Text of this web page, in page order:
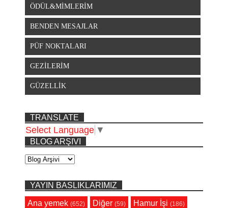
ÖDÜL&MİMLERİM
BENDEN MESAJLAR
PÜF NOKTALARI
GEZİLERİM
GÜZELLİK
TRANSLATE
Select Language ▼
BLOG ARŞIVI
YAYIN BASLIKLARIMIZ
Ana yemek (652) Diğer (59) Hamur İşi (186)